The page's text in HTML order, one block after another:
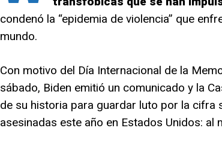
condenó la “epidemia de violencia” que
mundo.
Con motivo del Día Internacional de la
sábado, Biden emitió un comunicado y la
de su historia para guardar luto por la cifra
asesinadas este año en Estados Unidos: al